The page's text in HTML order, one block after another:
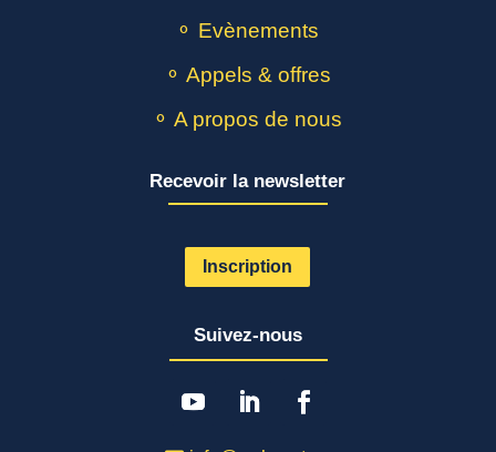
⚬ Evènements
⚬ Appels & offres
⚬ A propos de nous
Recevoir la newsletter
Inscription
Suivez-nous